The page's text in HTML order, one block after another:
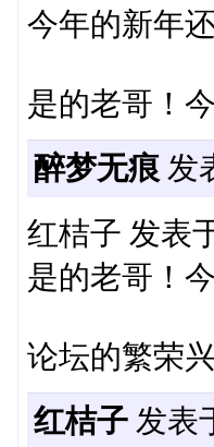
今年的新年
是的老哥！
醉梦无痕发
红桔子 发表
是的老哥！
论坛的繁荣
红桔子发表